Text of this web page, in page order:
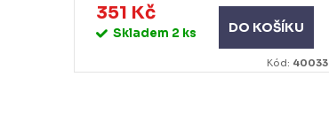
351 Kč
Skladem 2 ks DO KOŠÍKU
Kód: 40033